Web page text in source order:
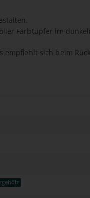
Farbtupfer im
empfiehlt sich beim